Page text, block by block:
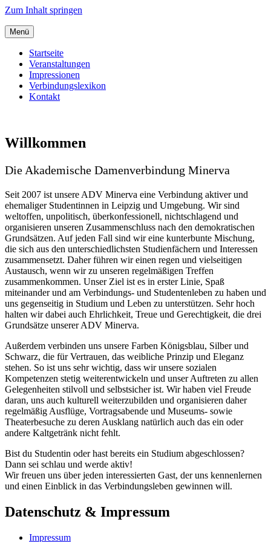
Zum Inhalt springen
Menü
Startseite
Veranstaltungen
Impressionen
Verbindungslexikon
Kontakt
Willkommen
Die Akademische Damenverbindung Minerva
Seit 2007 ist unsere ADV Minerva eine Verbindung aktiver und
ehemaliger Studentinnen in Leipzig und Umgebung. Wir sind
weltoffen, unpolitisch, überkonfessionell, nichtschlagend und
organisieren unseren Zusammenschluss nach den demokratischen
Grundsätzen. Auf jeden Fall sind wir eine kunterbunte Mischung,
die sich aus den unterschiedlichsten Studienfächern und Interessen
zusammensetzt. Daher führen wir einen regen und vielseitigen
Austausch, wenn wir zu unseren regelmäßigen Treffen
zusammenkommen. Unser Ziel ist es in erster Linie, Spaß
miteinander und am Verbindungs- und Studentenleben zu haben und
uns gegenseitig in Studium und Leben zu unterstützen. Sehr hoch
halten wir dabei auch Ehrlichkeit, Treue und Gerechtigkeit, die drei
Grundsätze unserer ADV Minerva.
Außerdem verbinden uns unsere Farben Königsblau, Silber und
Schwarz, die für Vertrauen, das weibliche Prinzip und Eleganz
stehen. So ist uns sehr wichtig, dass wir unsere sozialen
Kompetenzen stetig weiterentwickeln und unser Auftreten zu allen
Gelegenheiten stilvoll und selbstsicher ist. Wir haben viel Freude
daran, uns auch kulturell weiterzubilden und organisieren daher
regelmäßig Ausflüge, Vortragsabende und Museums- sowie
Theaterbesuche zu deren Ausklang natürlich auch das ein oder
andere Kaltgetränk nicht fehlt.
Bist du Studentin oder hast bereits ein Studium abgeschlossen?
Dann sei schlau und werde aktiv!
Wir freuen uns über jeden interessierten Gast, der uns kennenlernen
und einen Einblick in das Verbindungsleben gewinnen will.
Datenschutz & Impressum
Impressum